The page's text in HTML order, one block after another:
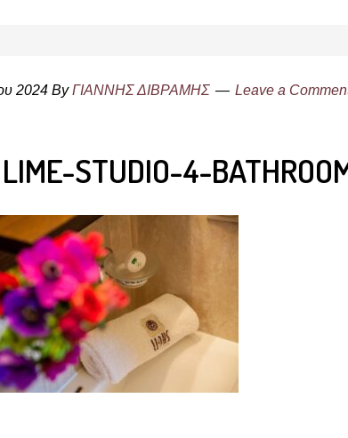
2024 ByΓΙΑΝΝΗΣ ΔΙΒΡΑΜΗΣ Leave a
STUDIO-4-